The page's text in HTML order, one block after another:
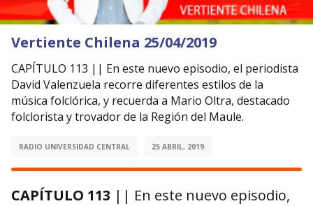
Vertiente Chilena 25/04/2019
CAPÍTULO 113 || En este nuevo episodio, el periodista
David Valenzuela recorre diferentes estilos de la
música folclórica, y recuerda a Mario Oltra, destacado
folclorista y trovador de la Región del Maule.
RADIO UNIVERSIDAD CENTRAL 25 ABRIL, 2019
CAPÍTULO 113 || En este nuevo episodio,